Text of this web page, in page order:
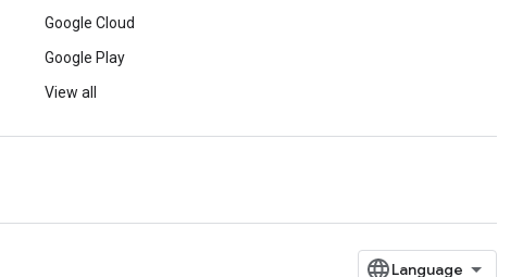
Google Cloud
Google Play
View all